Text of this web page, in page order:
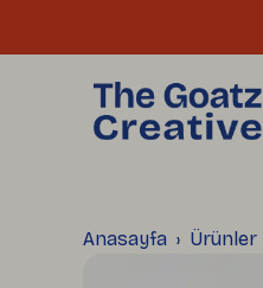
Hakkımızda
Üretim Atölyemiz
Toptan Satış
Blog
Anasayfa Ürünler